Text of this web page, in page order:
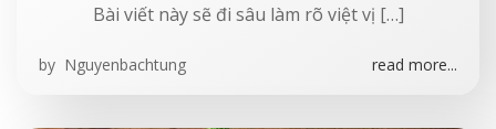
Bài viết này sẽ đi sâu làm rõ việt vị […]
by Nguyenbachtung read more...